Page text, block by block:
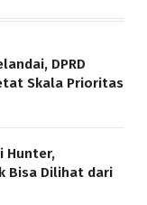
DPRD
Skala Prioritas
Hunter,
Bisa Dilihat dari